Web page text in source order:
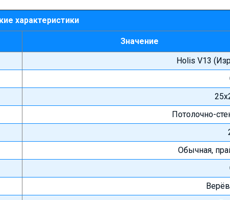
характеристики
Значение
Holis V13
Потолочно-
Обычная,